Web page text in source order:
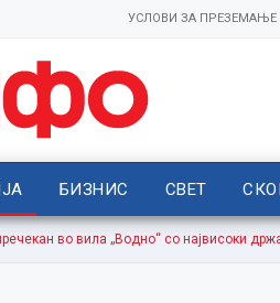
УСЛОВИ ЗА
БИЗНИС СВЕТ
во вила „Водно“ со највисоки